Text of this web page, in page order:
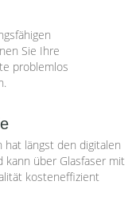
Sie Ihre
problemlos
hat längst den digitalen
kann über Glasfaser mit
kosteneffizient